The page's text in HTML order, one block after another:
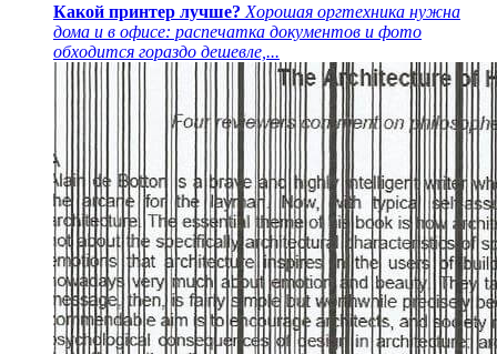
Какой принтер лучше? Хорошая оргтехника нужна
дома и в офисе: распечатка документов и фото
обходится гораздо дешевле,...